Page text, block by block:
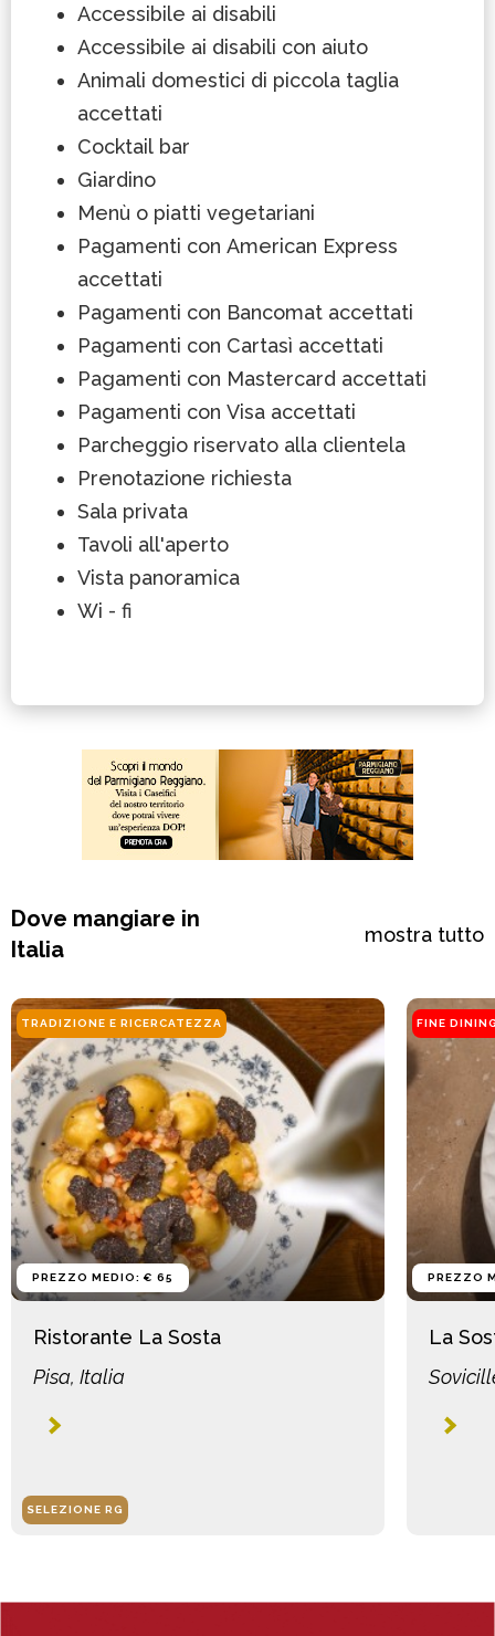
Accessibile ai disabili
Accessibile ai disabili con aiuto
Animali domestici di piccola taglia
accettati
Cocktail bar
Giardino
Menù o piatti vegetariani
Pagamenti con American Express
accettati
Pagamenti con Bancomat accettati
Pagamenti con Cartasì accettati
Pagamenti con Mastercard accettati
Pagamenti con Visa accettati
Parcheggio riservato alla clientela
Prenotazione richiesta
Sala privata
Tavoli all'aperto
Vista panoramica
Wi - fi
Dove mangiare in
Italia
mostra tutto
TRADIZIONE E RICERCATEZZA
PREZZO MEDIO: € 65
Ristorante La Sosta
Pisa, Italia
SELEZIONE RG
FINE
PREZZO
La